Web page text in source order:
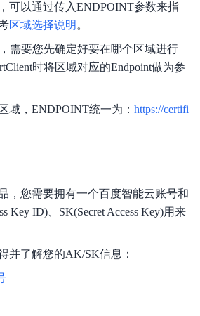
可以通过传入ENDPOINT参数来指
区域选择说明 。
需要您先确定好要在哪个区域进行
时将区域对应的Endpoint做为参
域，ENDPOINT统一为： https://certifi
，您需要拥有一个百度智能云账号和
Key ID)、SK(Secret Access Key)用来
并了解您的AK/SK信息：